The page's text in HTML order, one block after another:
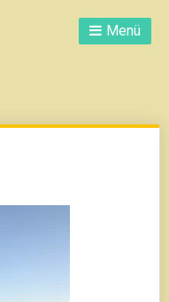
Menü